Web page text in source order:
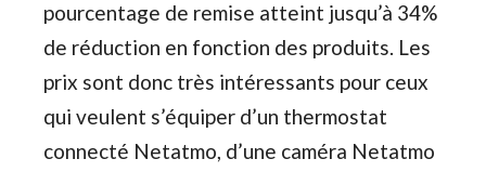
pourcentage de remise atteint jusqu’à 34%
de réduction en fonction des produits. Les
prix sont donc très intéressants pour ceux
qui veulent s’équiper d’un thermostat
connecté Netatmo, d’une caméra Netatmo